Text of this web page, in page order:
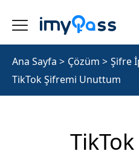
Ana Sayfa > Çözüm > Şifre
TikTok Şifremi Unuttum